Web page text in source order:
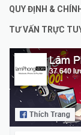
QUY ĐỊNH &
TƯ VẤN TRỰC